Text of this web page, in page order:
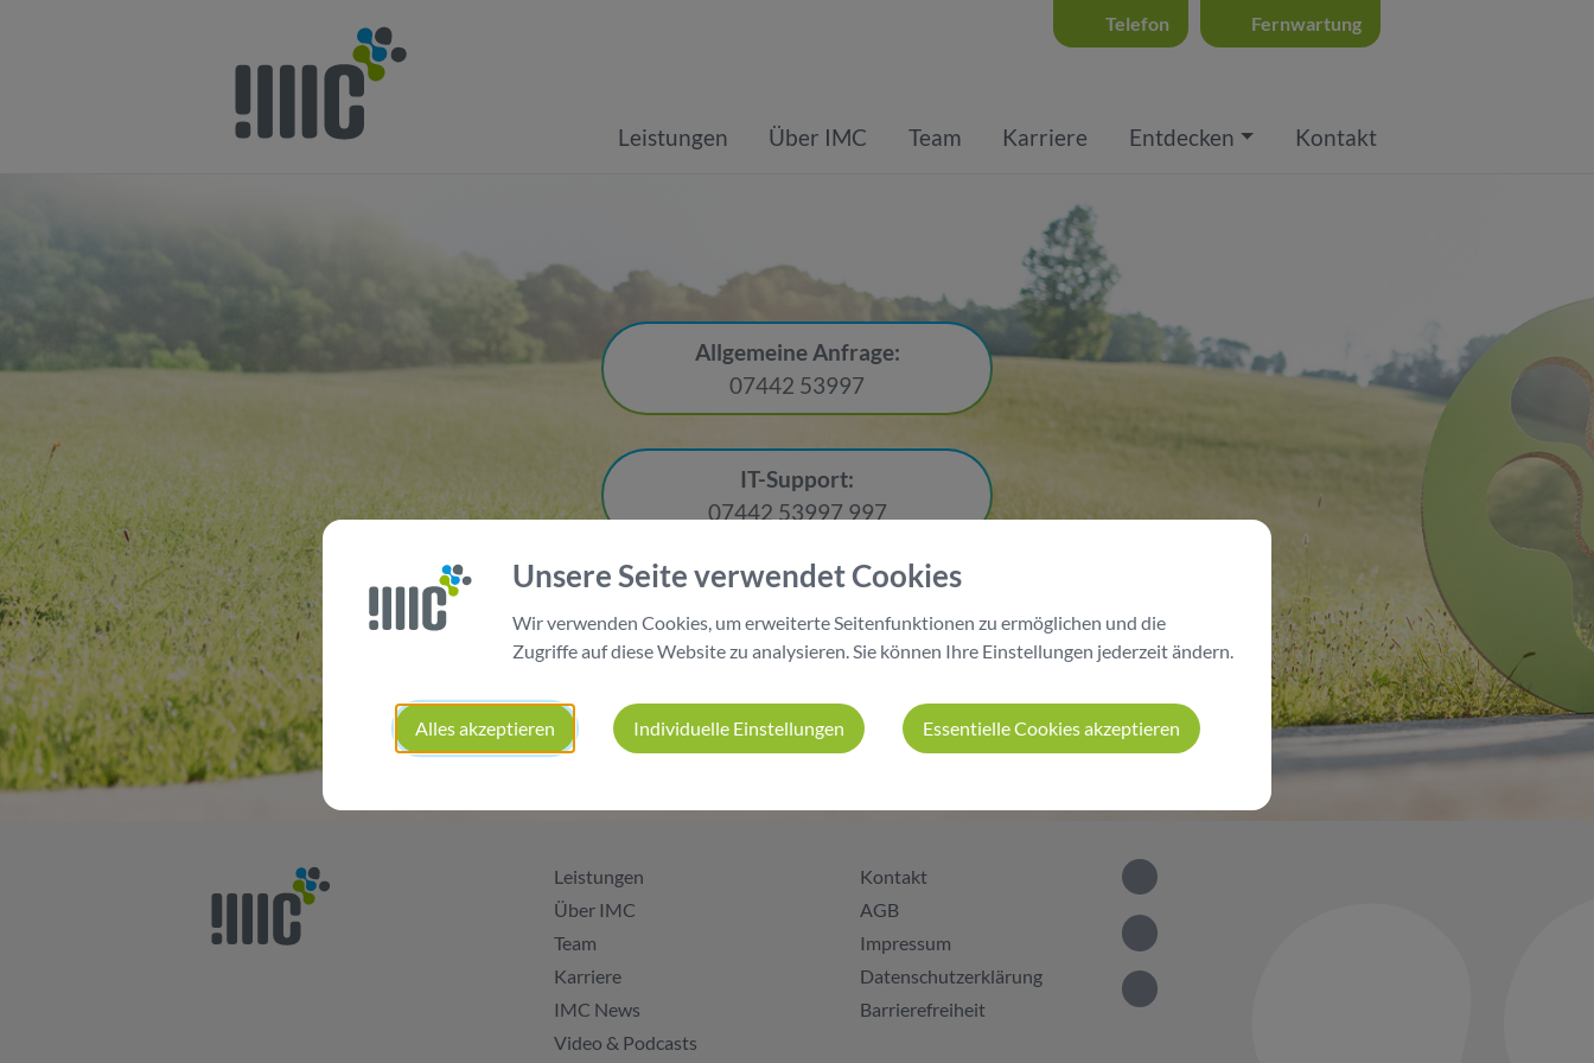
Telefon Fernwartung
Leistungen Über IMC Team Karriere Entdecken Kontakt
Allgemeine Anfrage:
07442 53997
IT-Support:
07442 53997 997
07442 53997 500
Einkauf:
07442 53997 600
Leistungen
Über IMC
Team
Karriere
IMC News
Video & Podcasts
Kontakt
AGB
Impressum
Datenschutzerklärung
Barrierefreiheit
Unsere Seite verwendet Cookies
Wir verwenden Cookies, um erweiterte Seitenfunktionen zu ermöglichen und die
Zugriffe auf diese Website zu analysieren. Sie können Ihre Einstellungen jederzeit ändern.
Alles akzeptieren Individuelle Einstellungen Essentielle Cookies akzeptieren